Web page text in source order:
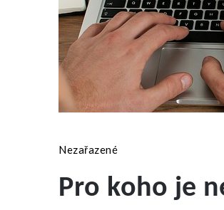
Nezařazené
Pro koho je